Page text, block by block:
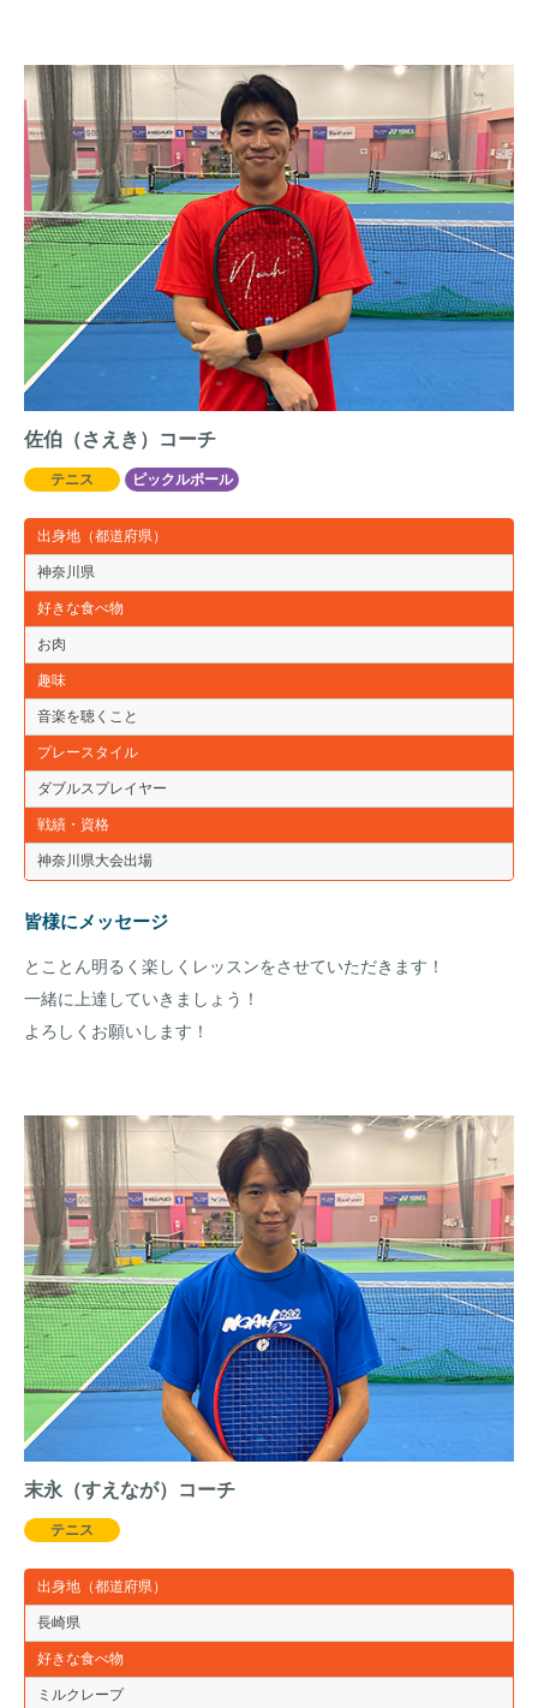
佐伯（さえき）コーチ
テニス ピックルボール
出身地（都道府県）
神奈川県
好きな食べ物
お肉
趣味
音楽を聴くこと
プレースタイル
ダブルスプレイヤー
戦績・資格
神奈川県大会出場
皆様にメッセージ
とことん明るく楽しくレッスンをさせていただきます！
一緒に上達していきましょう！
よろしくお願いします！
末永（すえなが）コーチ
テニス
出身地（都道府県）
長崎県
好きな食べ物
ミルクレープ